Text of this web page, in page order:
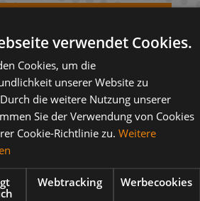
AUF ANFRAGELISTEverwendet Cookies.
Cookies, um die
unserer Website zu
die weitere Nutzung unserer
Sie der Verwendung von Cookies
Cookie-Richtlinie zu. Weitere
Webtracking Werbecookies